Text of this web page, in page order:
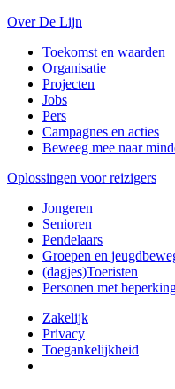
Over De Lijn
Toekomst en waarden
Organisatie
Projecten
Jobs
Pers
Campagnes en acties
Beweeg mee naar
Oplossingen voor reizigers
Jongeren
Senioren
Pendelaars
Groepen en
(dagjes)Toeristen
Personen met
Zakelijk
Privacy
Toegankelijkheid